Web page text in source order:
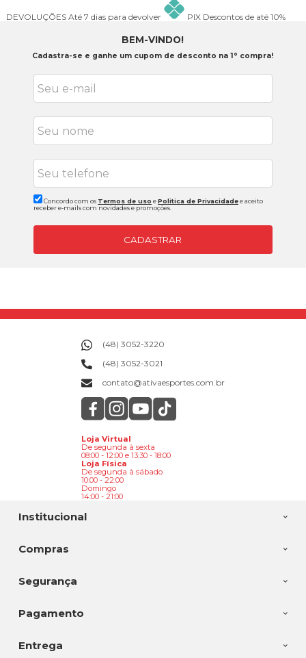
DEVOLUÇÕES Até 7 dias para devolver PIX Descontos de até 10%
BEM-VINDO!
Cadastra-se e ganhe um cupom de desconto na 1° compra!
Concordo com os Termos de uso ePolitica de Privacidadee aceito
receber e-mails com novidades e promoções.
CADASTRAR
Institucional
Compras
(48) 3052-3220
(48) 3052-3021
contato@ativaesportes.com.br
Loja Virtual
De segunda à sexta
08:00 - 12:00 e 13:30 - 18:00
Loja Física
De segunda à sábado
10:00 - 22:00
Domingo
14:00 - 21:00
Segurança
Pagamento
Entrega